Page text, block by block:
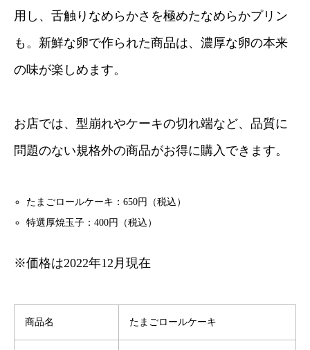
用し、舌触りなめらかさを極めたなめらかプリン
も。新鮮な卵で作られた商品は、濃厚な卵の本来
の味が楽しめます。
お店では、型崩れやケーキの切れ端など、品質に
問題のない規格外の商品がお得に購入できます。
たまごロールケーキ：650円（税込）
特選厚焼玉子：400円（税込）
※価格は2022年12月現在
商品名 たまごロールケーキ